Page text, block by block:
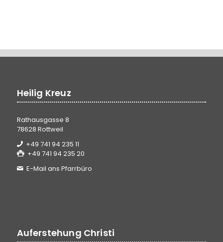
Heilig Kreuz
Rathausgasse 8
78628 Rottweil
+49 741 94 235 11
+49 741 94 235 20
E-Mail ans Pfarrbüro
Auferstehung Christi